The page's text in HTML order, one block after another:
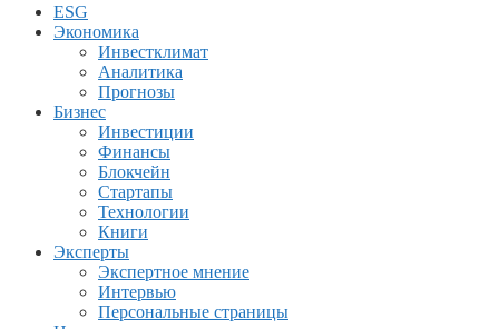
ESG
Экономика
Инвестклимат
Аналитика
Прогнозы
Бизнес
Инвестиции
Финансы
Блокчейн
Стартапы
Технологии
Книги
Эксперты
Экспертное мнение
Интервью
Персональные страницы